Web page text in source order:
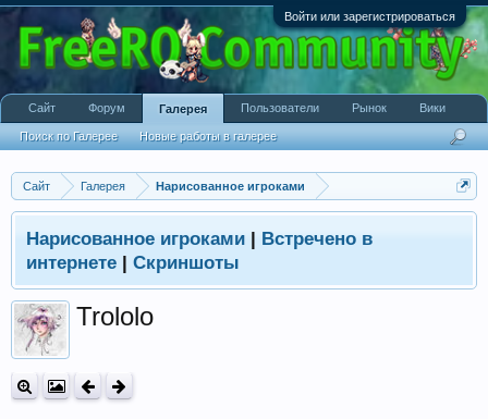
Войти или зарегистрироваться
Сайт Галерея Нарисованное игроками
Нарисованное игроками | Встречено в
интернете | Скриншоты
Trololo
Сайт Форум Галерея
Поиск по Галерее Новые работы в галерее
Пользователи Рынок Вики